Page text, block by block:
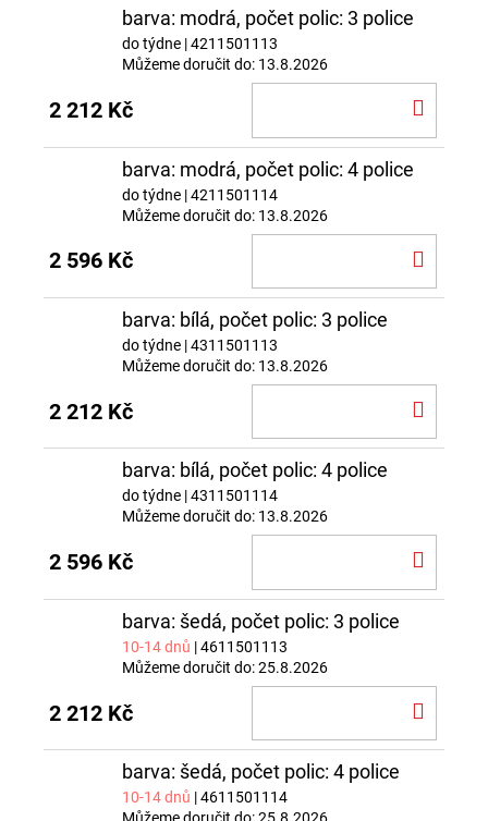
barva: modrá, počet polic: 3 police
do týdne | 4211501113
Můžeme doručit do: 13.8.2026
2 212 Kč
barva: modrá, počet polic: 4 police
do týdne | 4211501114
Můžeme doručit do: 13.8.2026
2 596 Kč
barva: bílá, počet polic: 3 police
do týdne | 4311501113
Můžeme doručit do: 13.8.2026
2 212 Kč
barva: bílá, počet polic: 4 police
do týdne | 4311501114
Můžeme doručit do: 13.8.2026
2 596 Kč
barva: šedá, počet polic: 3 police
10-14 dnů | 4611501113
Můžeme doručit do:25.8.2026
2 212 Kč
barva: šedá, počet polic: 4 police
10-14 dnů | 4611501114